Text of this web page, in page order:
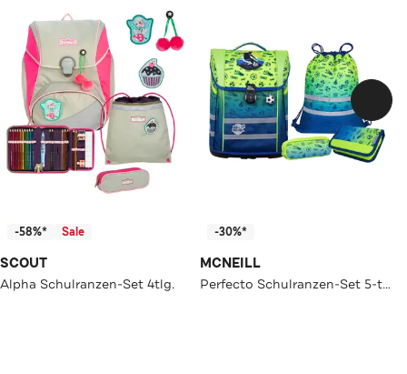
-58%* Sale
SCOUT
Alpha Schulranzen-Set 4tlg.
-30%*
MCNEILL
Perfecto Schulranzen-Set 5-teilig